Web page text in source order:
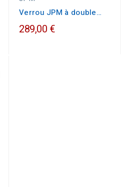
Verrou JPM à double
entrée VEGA cylindre...
289,00 €